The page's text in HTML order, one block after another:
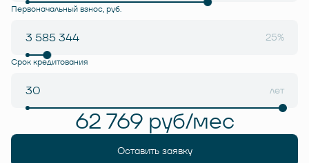
Первоначальный взнос, руб.
25%
Срок кредитования
лет
62 769 руб/мес
Оставить заявку